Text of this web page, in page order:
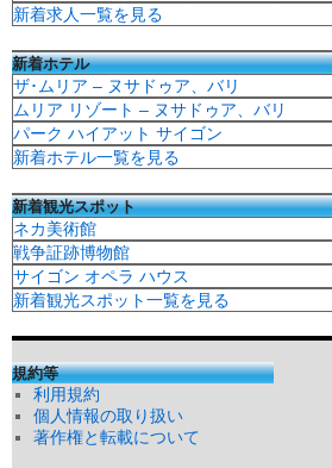
新着求人一覧を見る
新着ホテル
ザ･ムリア – ヌサドゥア、バリ
ムリア リゾート – ヌサドゥア、バリ
パーク ハイアット サイゴン
新着ホテル一覧を見る
新着観光スポット
ネカ美術館
戦争証跡博物館
サイゴン オペラ ハウス
新着観光スポット一覧を見る
規約等
利用規約
個人情報の取り扱い
著作権と転載について